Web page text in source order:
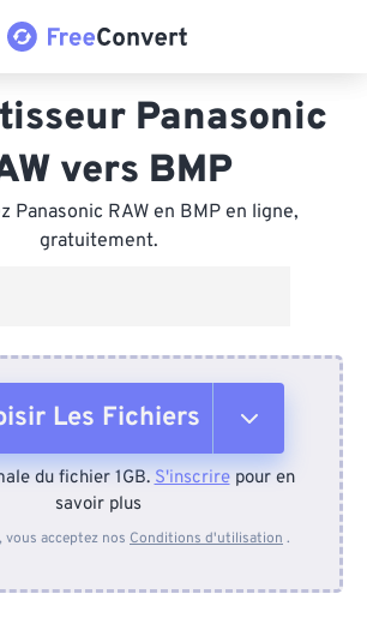
Panasonic
vers BMP
Panasonic RAW en BMP en ligne,
gratuitement.
Les Fichiers
Depuis l'appareil
du fichier 1GB.S'inscrirepour en
savoir plus
acceptez nos Conditions d'utilisation .